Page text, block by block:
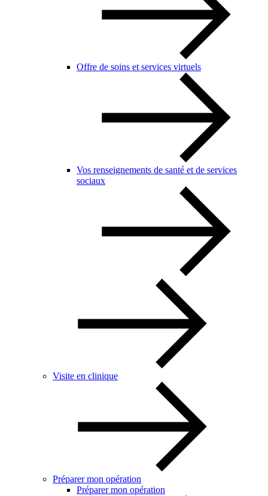
Offre de soins et services virtuels
Vos renseignements de santé et de services
sociaux
Visite en clinique
Préparer mon opération
Préparer mon opération